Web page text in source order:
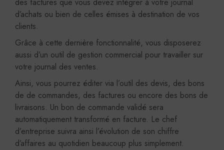
des factures que vous devez intégrer à votre journal
d’achats ou bien de celles émises à destination de vos
clients.
Grâce à cette dernière fonctionnalité, vous disposerez
aussi d’un outil de gestion commercial pour travailler sur
votre journal des ventes.
Ainsi, vous pourrez éditer via l’outil des devis, des bons
de de commandes, des factures ou encore des bons de
livraisons. Un bon de commande validé sera
automatiquement transformé en facture. Le chef
d’entreprise suivra ainsi l’évolution de son chiffre
d’affaires au quotidien beaucoup plus simplement.